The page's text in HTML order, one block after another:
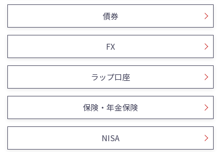
債券
FX
ラップ口座
保険・年金保険
NISA